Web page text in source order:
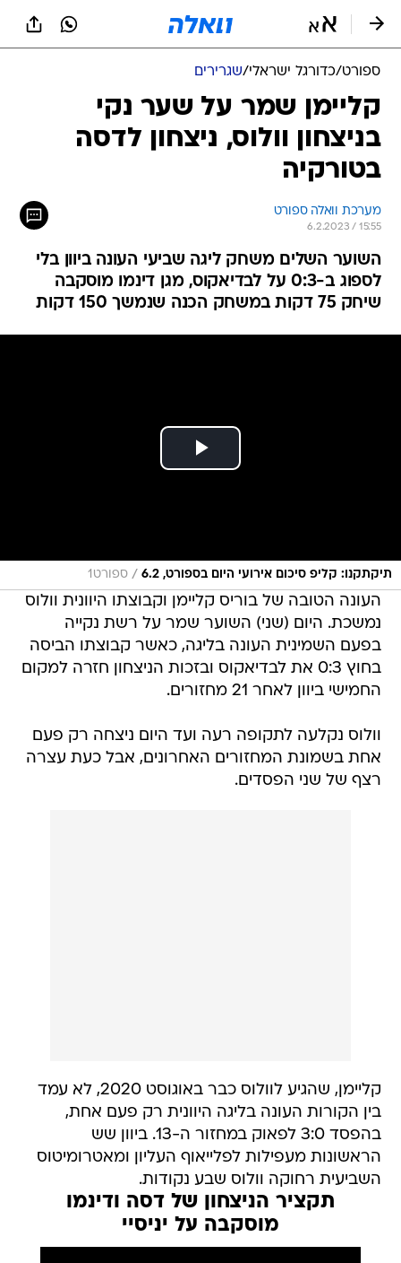
ספורט/כדורגל ישראלי/שגרירים
קליימן שמר על שער נקי
בניצחון וולוס, ניצחון לדסה
בטורקיה
מערכת וואלה ספורט
6.2.2023 / 15:55
השוער השלים משחק ליגה שביעי העונה ביוון בלי
לספוג ב-0:3 על לבדיאקוס, מגן דינמו מוסקבה
שיחק 75 דקות במשחק הכנה שנמשך 150 דקות
תיקתקנו: קליפ סיכום אירועי היום בספורט, 6.2 / ספורט1
העונה הטובה של בוריס קליימן וקבוצתו היוונית וולוס
נמשכת. היום (שני) השוער שמר על רשת נקייה
בפעם השמינית העונה בליגה, כאשר קבוצתו הביסה
בחוץ 0:3 את לבדיאקוס ובזכות הניצחון חזרה למקום
החמישי ביוון לאחר 21 מחזורים.
וולוס נקלעה לתקופה רעה ועד היום ניצחה רק פעם
אחת בשמונת המחזורים האחרונים, אבל כעת עצרה
רצף של שני הפסדים.
קליימן, שהגיע לוולוס כבר באוגוסט 2020, לא עמד
בין הקורות העונה בליגה היוונית רק פעם אחת,
בהפסד 3:0 לפאוק במחזור ה-13. ביוון שש
הראשונות מעפילות לפלייאוף העליון ומאטרומיטוס
השביעית רחוקה וולוס שבע נקודות.
תקציר הניצחון של דסה ודינמו
מוסקבה על יניסיי